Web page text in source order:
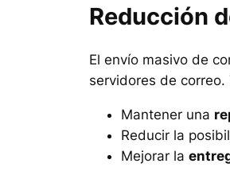
Reducción
El envío masivo de
servidores de
Mantener una
Reducir la
Mejorar la